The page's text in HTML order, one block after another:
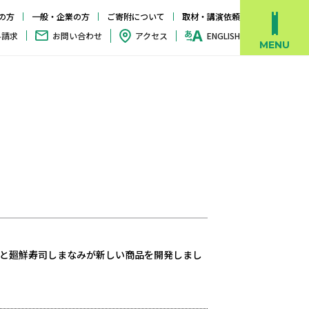
方 一般・企業の方 ご寄附について
取材・講演依頼
求
お問い合わせ アクセス ENGLISH
廻鮮寿司しまなみが新しい商品を開発しまし